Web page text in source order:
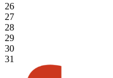
26
27
28
29
30
31